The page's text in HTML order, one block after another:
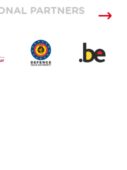
PARTNERS